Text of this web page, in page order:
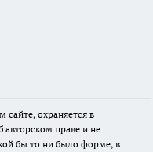
охраняется в
авторском праве и не
бы то ни было форме, в